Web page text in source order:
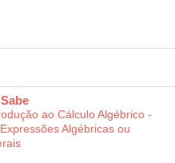
ao Cálculo Algébrico -
Algébricas ou